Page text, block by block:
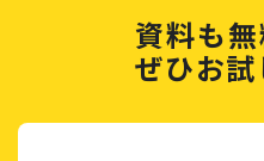
資料も無
ぜひお試